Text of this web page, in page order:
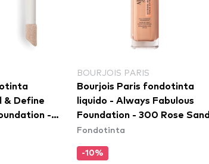
& Define
-
BOURJOIS PARIS
Bourjois Paris fondotinta
liquido - Always Fabulous
Foundation - 300 Rose Sand
Fondotinta
-10%